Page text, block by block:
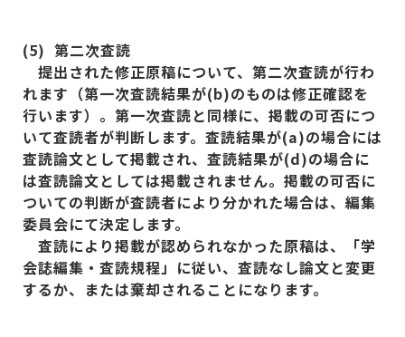
(5) 第二次査読
提出された修正原稿について、第二次査読が行わ
れます（第一次査読結果が(b)のものは修正確認を
行います）。第一次査読と同様に、掲載の可否につ
いて査読者が判断します。査読結果が(a)の場合には
査読論文として掲載され、査読結果が(d)の場合に
は査読論文としては掲載されません。掲載の可否に
ついての判断が査読者により分かれた場合は、編集
委員会にて決定します。
査読により掲載が認められなかった原稿は、「学
会誌編集・査読規程」に従い、査読なし論文と変更
するか、または棄却されることになります。